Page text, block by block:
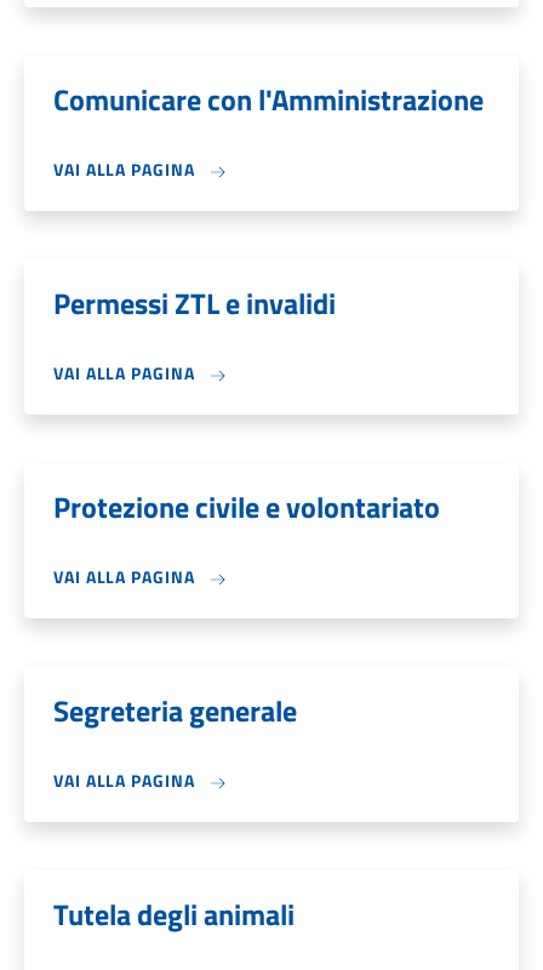
Comunicare con l'Amministrazione
VAI ALLA PAGINA
Permessi ZTL e invalidi
VAI ALLA PAGINA
Protezione civile e volontariato
VAI ALLA PAGINA
Segreteria generale
VAI ALLA PAGINA
Tutela degli animali